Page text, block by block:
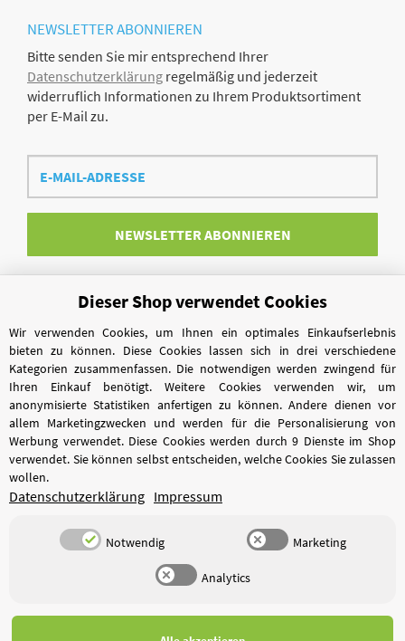
NEWSLETTERABONNIEREN
Bitte senden Sie mir entsprechend Ihrer
Datenschutzerklärung regelmäßig und jederzeit
widerruflich Informationen zu Ihrem Produktsortiment
per E-Mail zu.
E-
Mail-
Adresse
NEWSLETTERABONNIEREN
Vertrag widerrufen
Dieser Shop verwendet Cookies
Wir verwenden Cookies, um Ihnen ein optimales Einkaufserlebnis
bieten zu können. Diese Cookies lassen sich in drei verschiedene
Kategorien zusammenfassen. Die notwendigen werden zwingend für
Ihren Einkauf benötigt. Weitere Cookies verwenden wir, um
anonymisierte Statistiken anfertigen zu können. Andere dienen vor
allem Marketingzwecken und werden für die Personalisierung von
Werbung verwendet. Diese Cookies werden durch 9 Dienste im Shop
verwendet. Sie können selbst entscheiden, welche Cookies Sie zulassen
wollen.
Datenschutzerklärung Impressum
Notwendig Marketing
Analytics